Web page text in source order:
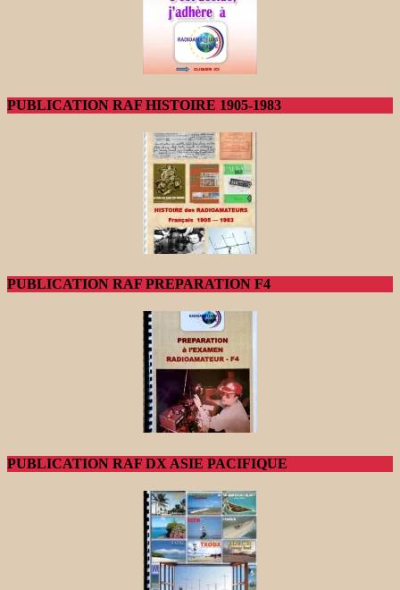
PUBLICATION RAF HISTOIRE 1905-1983
PUBLICATION RAF PREPARATION F4
PUBLICATION RAF DX ASIE PACIFIQUE